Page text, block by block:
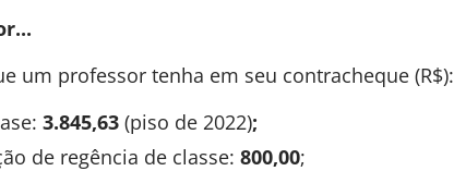
um professor tenha em seu contracheque (R$):
3.845,63 (piso de 2022);
de regência de classe: 800,00;